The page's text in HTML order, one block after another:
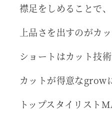
襟足をしめることで、
上品さを出すのがカ
ショートはカット技
カットが得意なgrow
トップスタイリスト